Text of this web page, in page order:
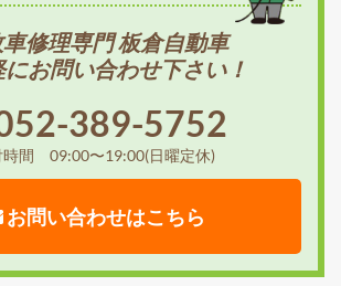
修理専門 板倉自動車
にお問い合わせ下さい！
389-5752
時間 09:00〜19:00(日曜定休)
お問い合わせはこちら